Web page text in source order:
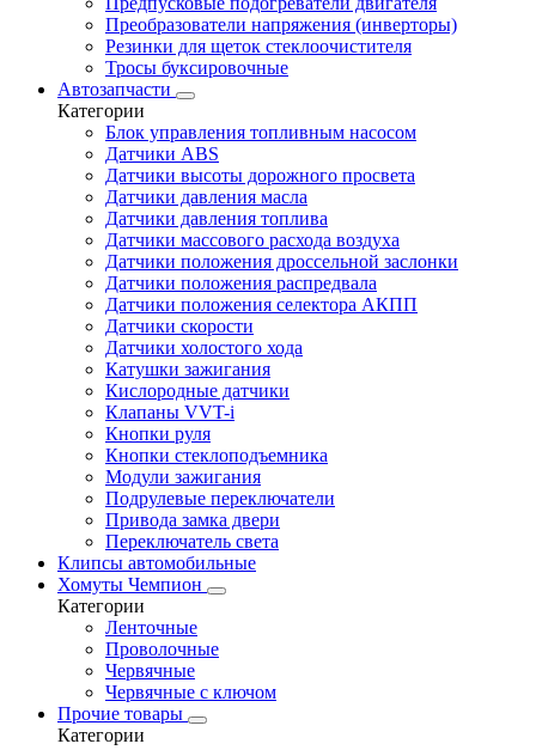
Преобразователи напряжения (инверторы)
Резинки для щеток стеклоочистителя
Тросы буксировочные
Автозапчасти
Категории
Блок управления топливным насосом
Датчики ABS
Датчики высоты дорожного просвета
Датчики давления масла
Датчики давления топлива
Датчики массового расхода воздуха
Датчики положения дроссельной заслонки
Датчики положения распредвала
Датчики положения селектора АКПП
Датчики скорости
Датчики холостого хода
Катушки зажигания
Кислородные датчики
Клапаны VVT-i
Кнопки руля
Кнопки стеклоподъемника
Модули зажигания
Подрулевые переключатели
Привода замка двери
Переключатель света
Клипсы автомобильные
Хомуты Чемпион
Категории
Ленточные
Проволочные
Червячные
Червячные с ключом
Прочие товары
Категории